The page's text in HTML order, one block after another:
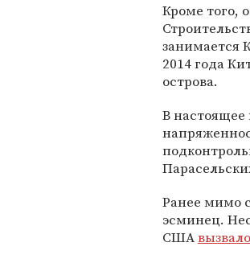
Кроме того,
занимается
2014 года
острова.
В настоящее
Ранее мимо
эсминец.
СШАвызвало